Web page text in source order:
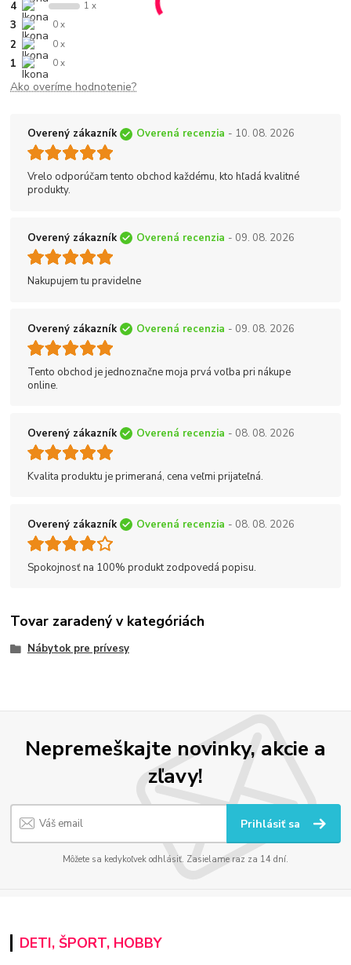
4 1 x
3 0 x
2 0 x
1 0 x
Ako overíme hodnotenie?
Overený zákazník Overená recenzia - 10. 08. 2026
Vrelo odporúčam tento obchod každému, kto hľadá kvalitné
produkty.
Overený zákazník Overená recenzia - 09. 08. 2026
Nakupujem tu pravidelne
Overený zákazník Overená recenzia - 09. 08. 2026
Tento obchod je jednoznačne moja prvá voľba pri nákupe
online.
Overený zákazník Overená recenzia - 08. 08. 2026
Kvalita produktu je primeraná, cena veľmi prijateľná.
Overený zákazník Overená recenzia - 08. 08. 2026
Spokojnosť na 100% produkt zodpovedá popisu.
Tovar zaradený v kategóriách
Nábytok pre prívesy
Nepremeškajte novinky, akcie a
zľavy!
Prihlásiť sa
Môžete sa kedykoľvek odhlásiť. Zasielame raz za 14 dní.
DETI, ŠPORT, HOBBY